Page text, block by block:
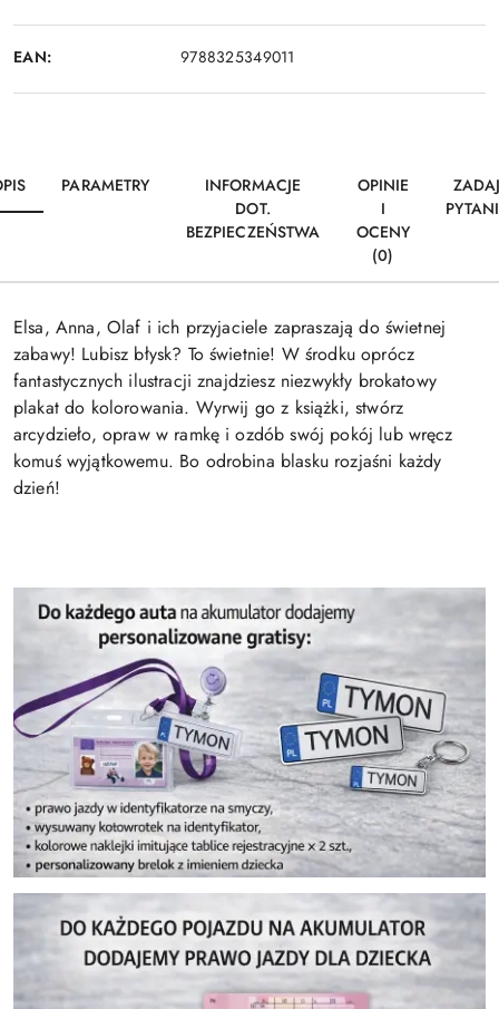
EAN: 9788325349011
PARAMETRY
INFORMACJE
DOT.
BEZPIECZEŃSTWA
OPINIE
I
OCENY
(0)
Elsa, Anna, Olaf i ich przyjaciele zapraszają do świetnej
zabawy! Lubisz błysk? To świetnie! W środku oprócz
fantastycznych ilustracji znajdziesz niezwykły brokatowy
plakat do kolorowania. Wyrwij go z książki, stwórz
arcydzieło, opraw w ramkę i ozdób swój pokój lub wręcz
komuś wyjątkowemu. Bo odrobina blasku rozjaśni każdy
dzień!